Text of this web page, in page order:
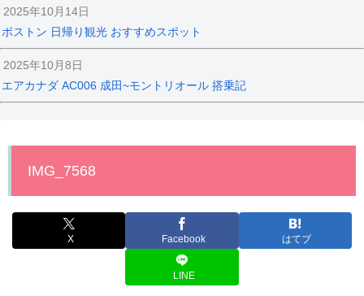
2025年10月14日
ボストン 日帰り観光 おすすめスポット
2025年10月8日
エアカナダ AC006 成田~モントリオール 搭乗記
IMG_7568
X Facebook はてブ
LINE